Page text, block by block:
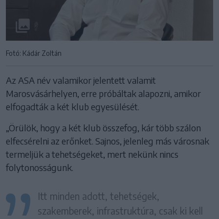
Fotó: Kádár Zoltán
Az ASA név valamikor jelentett valamit
Marosvásárhelyen, erre próbáltak alapozni, amikor
elfogadták a két klub egyesülését.
„Örülök, hogy a két klub összefog, kár több szálon
elfecsérelni az erőnket. Sajnos, jelenleg más városnak
termeljük a tehetségeket, mert nekünk nincs
folytonosságunk.
Itt minden adott, tehetségek,
szakemberek, infrastruktúra, csak ki kell